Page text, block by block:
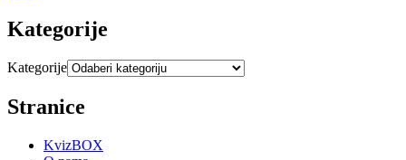
Kategorije
Kategorije
Stranice
KvizBOX